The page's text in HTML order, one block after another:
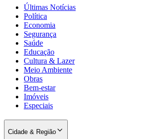
Palmeiras
Últimas Notícias
Política
Economia
Segurança
Saúde
Educação
Cultura & Lazer
Meio Ambiente
Obras
Bem-estar
Imóveis
Especiais
Cidade & Região